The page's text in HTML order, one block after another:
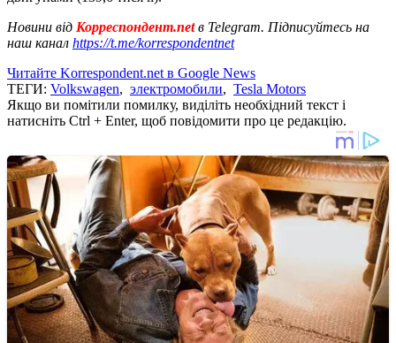
Новини від Корреспондент.netв Telegram. Підписуйтесь на
наш канал https://t.me/korrespondentnet
Читайте Korrespondent.net в Google News
ТЕГИ: Volkswagen, электромобили, Tesla Motors
Якщо ви помітили помилку, виділіть необхідний текст і
натисніть Ctrl + Enter, щоб повідомити про це редакцію.